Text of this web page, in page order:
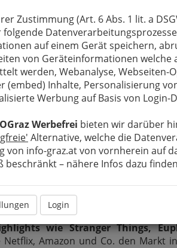
Zustimmung (Art. 6 Abs. 1 lit. a
folgende
auf einem Gerät speichern,
von Geräteinformationen welche
werden, Webanalyse, Webseiten-
(embed) Inhalte, Personalisierung
Werbung auf Basis von Login-
Werbefrei bieten wir darüber
Alternative, welche die
von info-graz.at von vornherein auf
beschränkt – nähere Infos dazu
Login
wie Stranger Things,
Amazon und Co. den Markt